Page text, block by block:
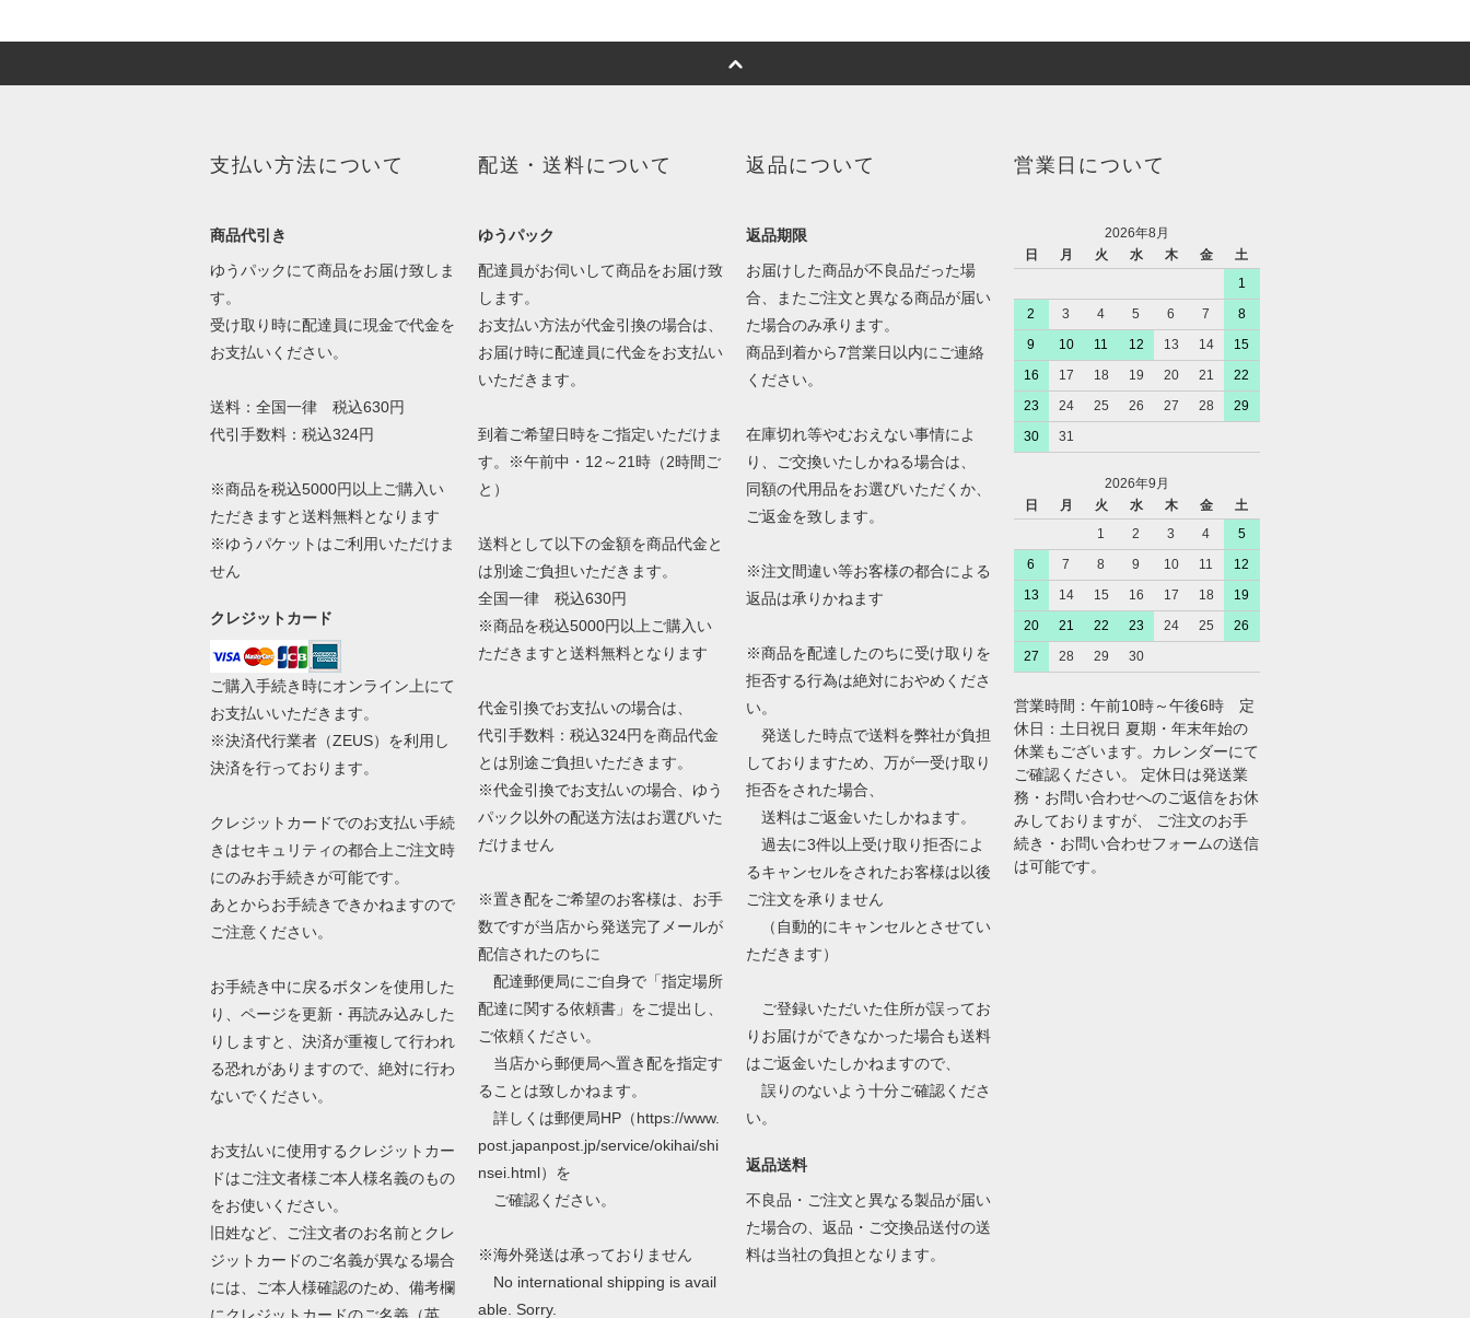
支払い方法について
商品代引き
ゆうパックにて商品をお届け致しま
す。
受け取り時に配達員に現金で代金を
お支払いください。
送料：全国一律 税込630円
代引手数料：税込324円
※商品を税込5000円以上ご購入い
ただきますと送料無料となります
※ゆうパケットはご利用いただけま
せん
クレジットカード
ご購入手続き時にオンライン上にて
お支払いいただきます。
※決済代行業者（ZEUS）を利用し
決済を行っております。
クレジットカードでのお支払い手続
きはセキュリティの都合上ご注文時
にのみお手続きが可能です。
あとからお手続きできかねますので
ご注意ください。
お手続き中に戻るボタンを使用した
り、ページを更新・再読み込みした
りしますと、決済が重複して行われ
る恐れがありますので、絶対に行わ
ないでください。
お支払いに使用するクレジットカー
ドはご注文者様ご本人様名義のもの
をお使いください。
旧姓など、ご注文者のお名前とクレ
ジットカードのご名義が異なる場合
には、ご本人様確認のため、備考欄
配送・送料について
ゆうパック
配達員がお伺いして商品をお届け致
します。
お支払い方法が代金引換の場合は、
お届け時に配達員に代金をお支払い
いただきます。
到着ご希望日時をご指定いただけま
す。※午前中・12～21時（2時間ご
と）
送料として以下の金額を商品代金と
は別途ご負担いただきます。
全国一律 税込630円
※商品を税込5000円以上ご購入い
ただきますと送料無料となります
代金引換でお支払いの場合は、
代引手数料：税込324円を商品代金
とは別途ご負担いただきます。
※代金引換でお支払いの場合、ゆう
パック以外の配送方法はお選びいた
だけません
※置き配をご希望のお客様は、お手
数ですが当店から発送完了メールが
配信されたのちに
配達郵便局にご自身で「指定場所
配達に関する依頼書」をご提出し、
ご依頼ください。
当店から郵便局へ置き配を指定す
ることは致しかねます。
詳しくは郵便局HP（https://www.
post.japanpost.jp/service/okihai/shi
nsei.html）を
ご確認ください。
※海外発送は承っておりません
No international shipping is avail
able. Sorry.
返品について
返品期限
お届けした商品が不良品だった場
合、またご注文と異なる商品が届い
た場合のみ承ります。
商品到着から7営業日以内にご連絡
ください。
在庫切れ等やむおえない事情によ
り、ご交換いたしかねる場合は、
同額の代用品をお選びいただくか、
ご返金を致します。
※注文間違い等お客様の都合による
返品は承りかねます
※商品を配達したのちに受け取りを
拒否する行為は絶対におやめくださ
い。
発送した時点で送料を弊社が負担
しておりますため、万が一受け取り
拒否をされた場合、
送料はご返金いたしかねます。
過去に3件以上受け取り拒否によ
るキャンセルをされたお客様は以後
ご注文を承りません
（自動的にキャンセルとさせてい
ただきます）
ご登録いただいた住所が誤ってお
りお届けができなかった場合も送料
はご返金いたしかねますので、
誤りのないよう十分ご確認くださ
い。
返品送料
不良品・ご注文と異なる製品が届い
た場合の、返品・ご交換品送付の送
料は当社の負担となります。
営業日について
2026年8月
日
月 火 水 木 金
土
1
2
3 4 5 6 7
8
9
10 11 12 13 14
15
16
17 18 19 20 21
22
23
24 25 26 27 28
29
30
31
2026年9月
日
月 火 水 木 金
土
1
2 3 4
5
6
7 8 9 10 11
12
13
14 15 16 17 18
19
20
21 22 23 24 25
26
27
28 29 30
営業時間：午前10時～午後6時 定
休日：土日祝日 夏期・年末年始の
休業もございます。カレンダーにて
ご確認ください。 定休日は発送業
務・お問い合わせへのご返信をお休
みしておりますが、 ご注文のお手
続き・お問い合わせフォームの送信
は可能です。